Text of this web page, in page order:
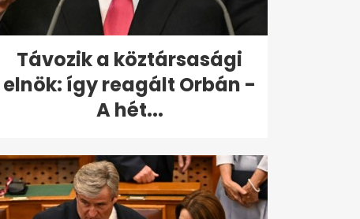
Távozik a köztársasági
elnök: így reagált Orbán -
A hét...